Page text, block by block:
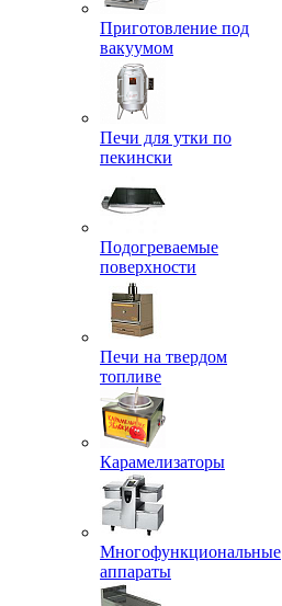
Приготовление под
вакуумом
Печи для утки по
пекински
Подогреваемые
поверхности
Печи на твердом
топливе
Карамелизаторы
Многофункциональные
аппараты